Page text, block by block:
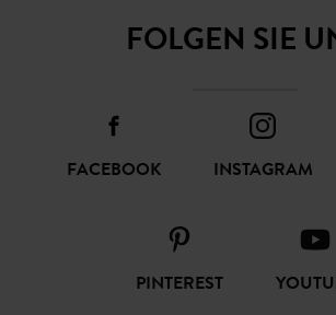
FOLGEN SIE
FACEBOOK INSTAGRAM
PINTEREST